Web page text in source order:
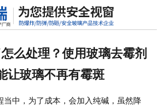
网站首页
么处理？使用玻璃去霉剂
让玻璃不再有霉斑
当中，为了成本，会加入纯碱，虽然降